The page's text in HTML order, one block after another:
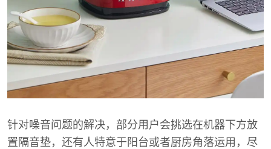
针对噪音问题的解决，部分用户会挑选在机器下方放
置隔音垫，还有人特意于阳台或者厨房角落运用，尽